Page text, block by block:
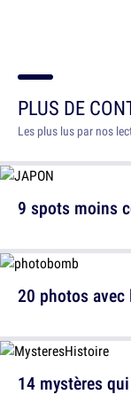
PLUS DE
Les plus lus par nos
9 spots moins
20 photos
14 mystères